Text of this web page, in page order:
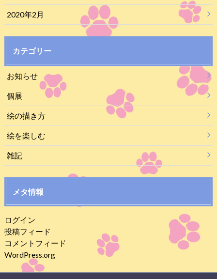
2020年2月
カテゴリー
お知らせ
個展
絵の描き方
絵を楽しむ
雑記
メタ情報
ログイン
投稿フィード
コメントフィード
WordPress.org